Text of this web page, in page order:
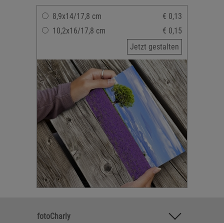
8,9x14/17,8 cm
€ 0,13
10,2x16/17,8 cm
€ 0,15
Jetzt gestalten
fotoCharly